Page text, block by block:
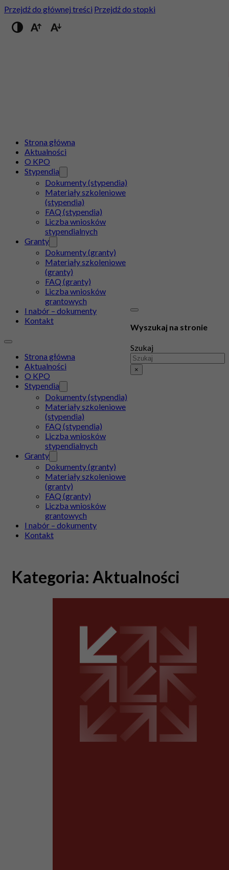
Przejdź do głównej treści Przejdź do stopki
Przełącz na wysoki kontrast
Strona główna
Aktualności
O KPO
Stypendia
Dokumenty (stypendia)
Materiały szkoleniowe
(stypendia)
FAQ (stypendia)
Liczba wniosków
stypendialnych
Granty
Dokumenty (granty)
Materiały szkoleniowe
(granty)
FAQ (granty)
Liczba wniosków
grantowych
I nabór – dokumenty
Kontakt
Strona główna
Aktualności
O KPO
Stypendia
Dokumenty (stypendia)
Materiały szkoleniowe
(stypendia)
FAQ (stypendia)
Liczba wniosków
stypendialnych
Granty
Dokumenty (granty)
Materiały szkoleniowe
(granty)
FAQ (granty)
Liczba wniosków
grantowych
I nabór – dokumenty
Kontakt
Wyszukaj na stronie
Szukaj
×
Kategoria: Aktualności